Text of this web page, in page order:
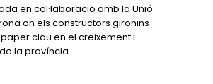
en col·laboració amb la Unió
on els constructors gironins
clau en el creixement i
la província